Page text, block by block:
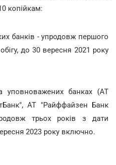
копійкам:
банків - упродовж першого
до 30 вересня 2021 року
уповноважених банках (АТ
АТ "Райффайзен Банк
трьох років з дати
2023 року включно.